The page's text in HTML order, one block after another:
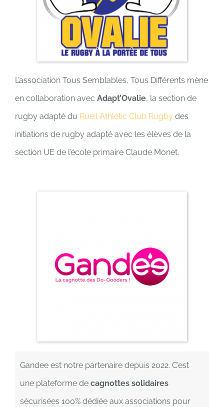
L’association Tous Semblables, Tous Différents mène
en collaboration avec Adapt’Ovalie, la section de
rugby adapté du Rueil Athletic Club Rugbydes
initiations de rugby adapté avec les élèves de la
section UE de l’école primaire Claude Monet.
Gandee est notre partenaire depuis 2022. C’est
une plateforme de cagnottes solidaires
sécurisées 100% dédiée aux associations pour